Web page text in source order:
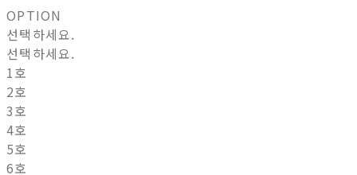
OPTION
선택하세요.
선택하세요.
1호
2호
3호
4호
5호
6호